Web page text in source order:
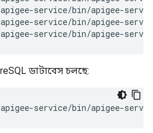
service/bin/apigee-
service/bin/apigee-
service/bin/apigee-
ডাটাবেস চলছে:
service/bin/apigee-